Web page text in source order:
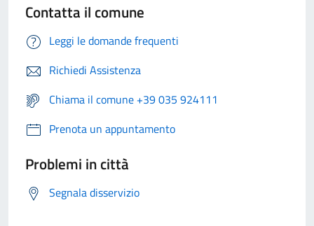
Contatta il comune
Leggi le domande frequenti
Richiedi Assistenza
Chiama il comune +39 035 924111
Prenota un appuntamento
Problemi in città
Segnala disservizio